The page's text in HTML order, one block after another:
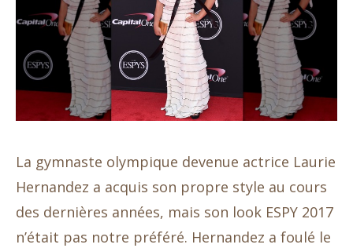
La gymnaste olympique devenue actrice Laurie
Hernandez a acquis son propre style au cours
des dernières années, mais son look ESPY 2017
n’était pas notre préféré. Hernandez a foulé le